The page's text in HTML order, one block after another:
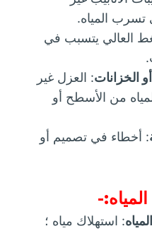
تسرب المياه.
العالي يتسبب في
الخزانات: العزل غير
من الأسطح أو
: أخطاء في تصميم أو
: استهلاك مياه ؛